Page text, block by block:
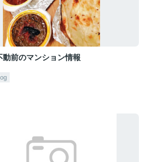
動前のマンション情報